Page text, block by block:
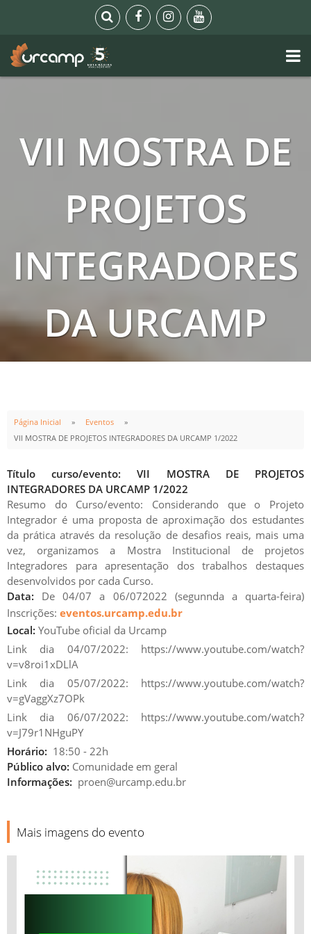
VII MOSTRA DE
PROJETOS
INTEGRADORES
DA URCAMP
1/2022
INÍCIO
04 JUL
18:50h
TÉRMINO
06 JUL
22:00h
Página Inicial
Eventos
VII MOSTRA DE PROJETOS INTEGRADORES DA URCAMP 1/2022
Título curso/evento: VII MOSTRA DE PROJETOS
INTEGRADORES DA URCAMP 1/2022
Resumo do Curso/evento: Considerando que o Projeto
Integrador é uma proposta de aproximação dos estudantes
da prática através da resolução de desafios reais, mais uma
vez, organizamos a Mostra Institucional de projetos
Integradores para apresentação dos trabalhos destaques
desenvolvidos por cada Curso.
Data: De 04/07 a 06/072022 (segunnda a quarta-feira)
Inscrições: eventos.urcamp.edu.br
Local: YouTube oficial da Urcamp
Link dia 04/07/2022: https://www.youtube.com/watch?
v=v8roi1xDLlA
Link dia 05/07/2022: https://www.youtube.com/watch?
v=gVaggXz7OPk
Link dia 06/07/2022: https://www.youtube.com/watch?
v=J79r1NHguPY
Horário: 18:50 - 22h
Público alvo: Comunidade em geral
Informações: proen@urcamp.edu.br
Mais imagens do evento